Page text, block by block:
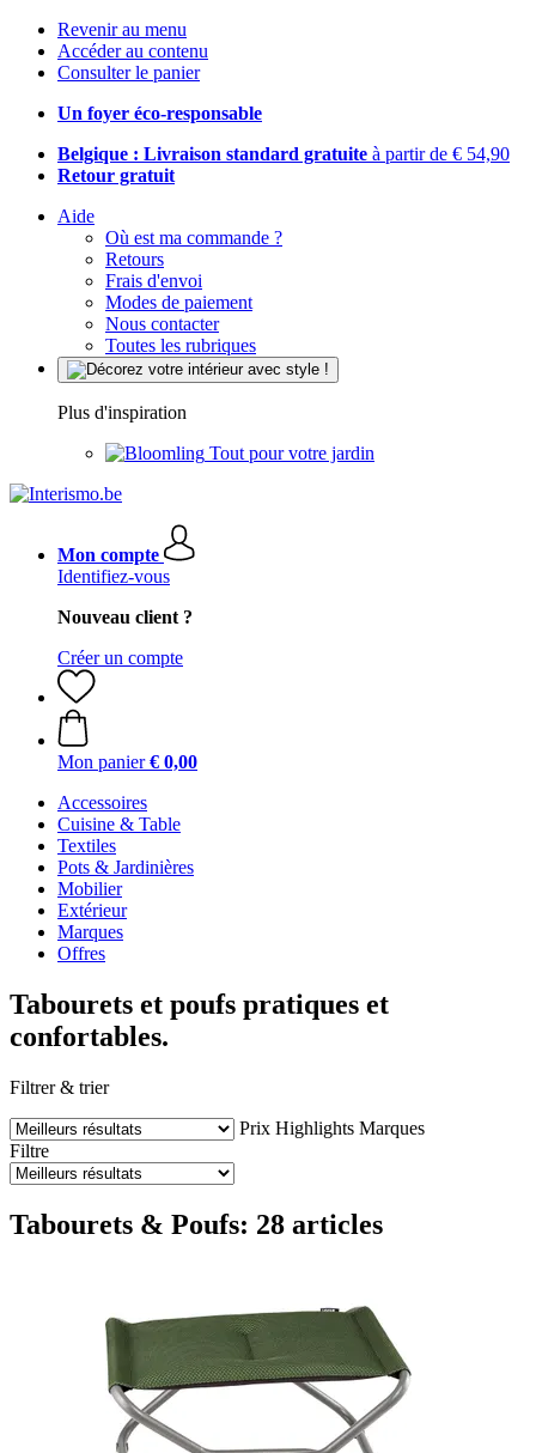
Revenir au menu
Accéder au contenu
Consulter le panier
Un foyer éco-responsable
Belgique : Livraison standard gratuite à partir de € 54,90
Retour gratuit
Aide
Où est ma commande ?
Retours
Frais d'envoi
Modes de paiement
Nous contacter
Toutes les rubriques
Plus d'inspiration
Tout pour votre jardin
Mon compte
Identifiez-vous
Nouveau client ?
Créer un compte
Mon panier € 0,00
Accessoires
Cuisine & Table
Textiles
Pots & Jardinières
Mobilier
Extérieur
Marques
Offres
Tabourets et poufs pratiques et
confortables.
Filtrer & trier
Prix Highlights Marques
Filtre
Tabourets & Poufs: 28 articles